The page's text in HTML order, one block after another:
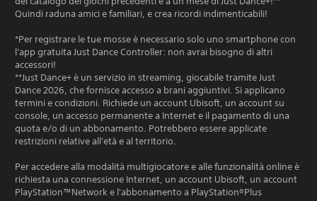
Quindi raduna amici e familiari, e crea ricordi indimenticabili!
*Per registrare le tue mosse è necessario solo uno smartphone con
l'app gratuita Just Dance Controller: non avrai bisogno di altri
accessori!
**Just Dance+ è un servizio in streaming, giocabile tramite Just
Dance 2026, che fornisce accesso a brani aggiuntivi. Si applicano
termini e condizioni. Richiede un account Ubisoft, un account su
console, un accesso permanente a Internet e il pagamento di una
quota e/o di un abbonamento. Potrebbero essere applicate
restrizioni relative all'età e al territorio.
Per accedere alla modalità multigiocatore e alle funzionalità online è
richiesta una connessione Internet, un account Ubisoft, un account
PlayStation™Network e l'abbonamento a PlayStation®Plus